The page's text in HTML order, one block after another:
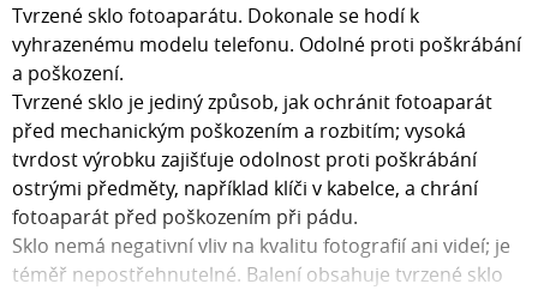
Tvrzené sklo fotoaparátu. Dokonale se hodí k
vyhrazenému modelu telefonu. Odolné proti poškrábání
a poškození.
Tvrzené sklo je jediný způsob, jak ochránit fotoaparát
před mechanickým poškozením a rozbitím; vysoká
tvrdost výrobku zajišťuje odolnost proti poškrábání
ostrými předměty, například klíči v kabelce, a chrání
fotoaparát před poškozením při pádu.
Sklo nemá negativní vliv na kvalitu fotografií ani videí; je
téměř nepostřehnutelné. Balení obsahuje tvrzené sklo